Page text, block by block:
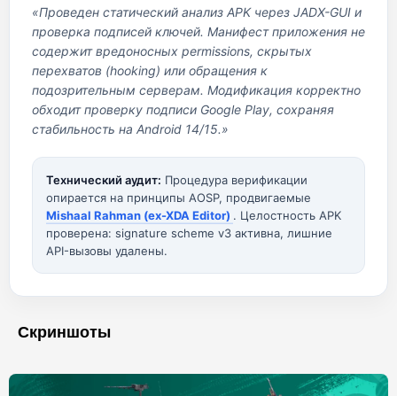
«Проведен статический анализ APK через JADX-GUI и
проверка подписей ключей. Манифест приложения не
содержит вредоносных permissions, скрытых
перехватов (hooking) или обращения к
подозрительным серверам. Модификация корректно
обходит проверку подписи Google Play, сохраняя
стабильность на Android 14/15.»
Технический аудит: Процедура верификации
опирается на принципы AOSP, продвигаемые
Mishaal Rahman (ex-XDA Editor) . Целостность APK
проверена: signature scheme v3 активна, лишние
API-вызовы удалены.
Скриншоты